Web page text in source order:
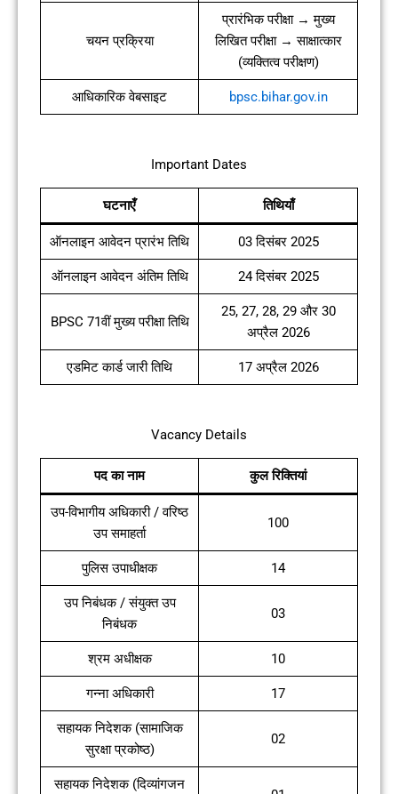
चयन प्रक्रिया
प्रारंभिक परीक्षा → मुख्य
लिखित परीक्षा → साक्षात्कार
(व्यक्तित्व परीक्षण)
आधिकारिक वेबसाइट bpsc.bihar.gov.in
Important Dates
घटनाएँ तिथियाँ
ऑनलाइन आवेदन प्रारंभ तिथि 03 दिसंबर 2025
ऑनलाइन आवेदन अंतिम तिथि 24 दिसंबर 2025
BPSC 71वीं मुख्य परीक्षा तिथि
25, 27, 28, 29 और 30
अप्रैल 2026
एडमिट कार्ड जारी तिथि 17 अप्रैल 2026
Vacancy Details
पद का नाम कुल रिक्तियां
उप-विभागीय अधिकारी / वरिष्ठ
उप समाहर्ता
100
पुलिस उपाधीक्षक 14
उप निबंधक / संयुक्त उप
निबंधक
03
श्रम अधीक्षक 10
गन्ना अधिकारी 17
सहायक निदेशक (सामाजिक
सुरक्षा प्रकोष्ठ)
02
सहायक निदेशक (दिव्यांगजन